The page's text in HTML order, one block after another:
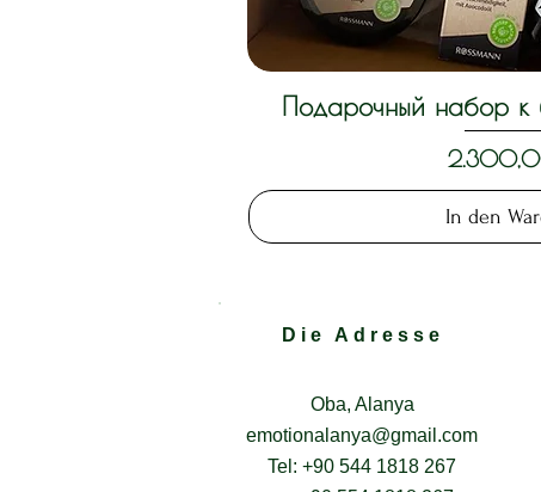
Подарочный набор к
Preis
In den
Die Adresse
Oba, Alanya
emotionalanya@gmail.com
Tel: +90 544 1818 267